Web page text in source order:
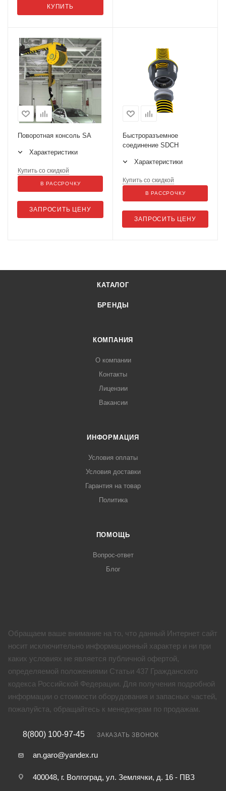
КУПИТЬ
Поворотная консоль SA
Характеристики
ЗАПРОСИТЬ ЦЕНУ
Купить со скидкой
В РАССРОЧКУ
Быстроразъемное
соединение SDCH
Характеристики
ЗАПРОСИТЬ ЦЕНУ
Купить со скидкой
В РАССРОЧКУ
КАТАЛОГ
БРЕНДЫ
КОМПАНИЯ
О компании
Контакты
Лицензии
Вакансии
ИНФОРМАЦИЯ
Условия оплаты
Условия доставки
Гарантия на товар
Политика
ПОМОЩЬ
Вопрос-ответ
Блог
Обращаем ваше внимание на то, что данный Интернет сайт
носит исключительно информационный характер и ни при
каких условиях не является публичной офертой,
определяемой положениями Статьи 437 Гражданского
кодекса Российской Федерации. Для получения подробной
информации о стоимости оборудования и запасных частей,
пожалуйста, обращайтесь к менеджерам по продажам.
8(800) 100-97-45 ЗАКАЗАТЬ ЗВОНОК
an.garo@yandex.ru
400048, г. Волгоград, ул. Землячки, д. 16 - ПВЗ